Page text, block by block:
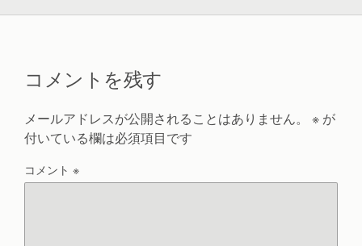
コメントを残す
メールアドレスが公開されることはありません。 ※ が
付いている欄は必須項目です
コメント ※